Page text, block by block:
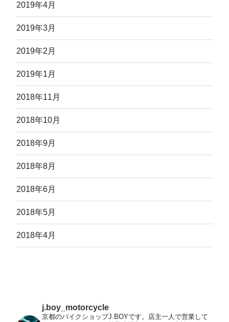
2019年4月
2019年3月
2019年2月
2019年1月
2018年11月
2018年10月
2018年9月
2018年8月
2018年6月
2018年5月
2018年4月
j.boy_motorcycle
京都のバイクショップJ.BOYです。店主一人で営業して